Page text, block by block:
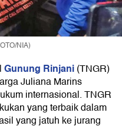
NIA)
Gunung Rinjani(TNGR)
Juliana Marins
internasional. TNGR
yang terbaik dalam
yang jatuh ke jurang